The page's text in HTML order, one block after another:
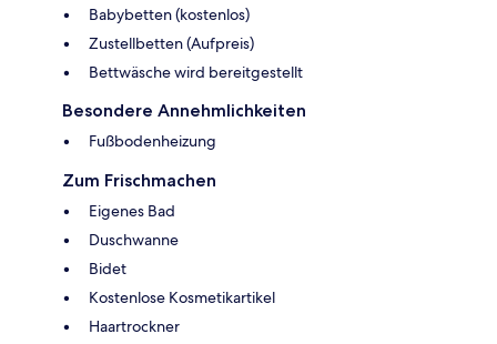
Babybetten (kostenlos)
Zustellbetten (Aufpreis)
Bettwäsche wird bereitgestellt
Besondere Annehmlichkeiten
Fußbodenheizung
Zum Frischmachen
Eigenes Bad
Duschwanne
Bidet
Kostenlose Kosmetikartikel
Haartrockner